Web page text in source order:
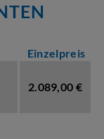
Einzelpreis
2.089,00 €